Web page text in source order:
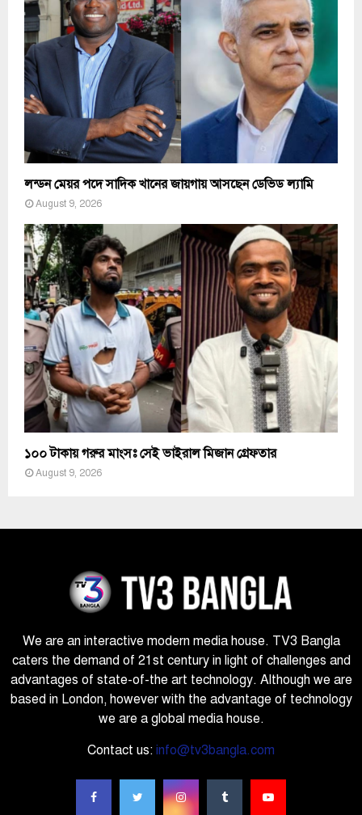
লন্ডন মেয়র পদে সাদিক খানের জায়গায় আসছেন ডেভিড ল্যামি
August 9, 2026
১০০ টাকায় গরুর মাংসঃ সেই ভাইরাল মিজান গ্রেফতার
August 9, 2026
We are an interactive modern media house. TV3 Bangla
caters the demand of 21st century in light of challenges and
advantages of state-of-the art technology. Although we are
based in London, however with the advantage of technology
we are a global media house.
Contact us: info@tv3bangla.com